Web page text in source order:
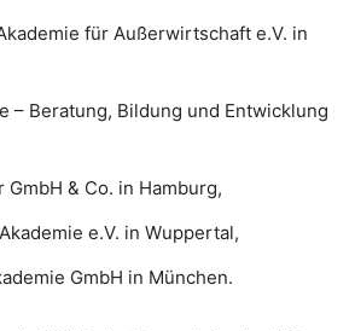
für Außerwirtschaft e.V. in
– Beratung, Bildung und Entwicklung
GmbH & Co. in Hamburg,
e.V. in Wuppertal,
GmbH in München.